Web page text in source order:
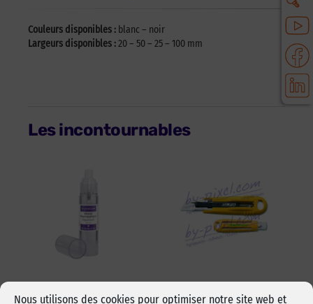
Nous utilisons des cookies pour optimiser notre site web et
Couleurs disponibles : blanc – noir
Largeurs disponibles :20 – 50 – 25 – 100 mm
Les incontournables